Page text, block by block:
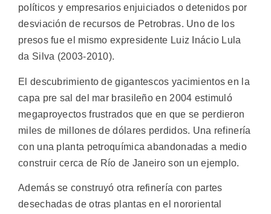
políticos y empresarios enjuiciados o detenidos por
desviación de recursos de Petrobras. Uno de los
presos fue el mismo expresidente Luiz Inácio Lula
da Silva (2003-2010).
El descubrimiento de gigantescos yacimientos en la
capa pre sal del mar brasileño en 2004 estimuló
megaproyectos frustrados que en que se perdieron
miles de millones de dólares perdidos. Una refinería
con una planta petroquímica abandonadas a medio
construir cerca de Río de Janeiro son un ejemplo.
Además se construyó otra refinería con partes
desechadas de otras plantas en el nororiental